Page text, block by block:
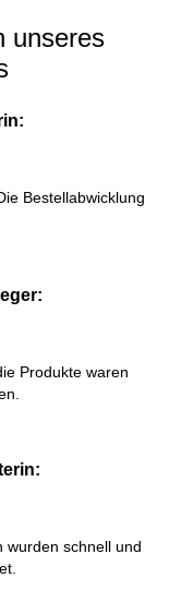
unseres
Bestellabwicklung
Produkte waren
wurden schnell und